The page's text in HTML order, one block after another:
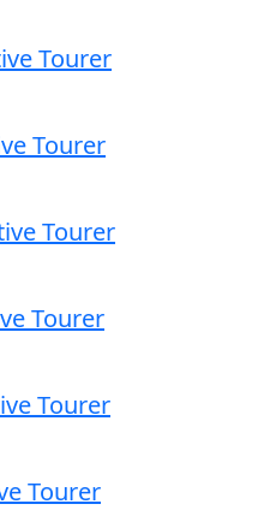
Tourer
Tourer
Tourer
Tourer
Tourer
Tourer